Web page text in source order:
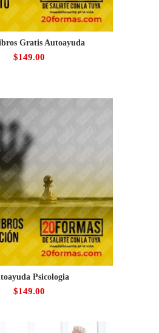
Gratis Autoayuda
$149.00
Psicologia
$149.00